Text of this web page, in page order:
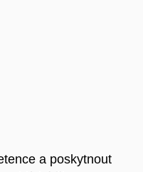
a poskytnout